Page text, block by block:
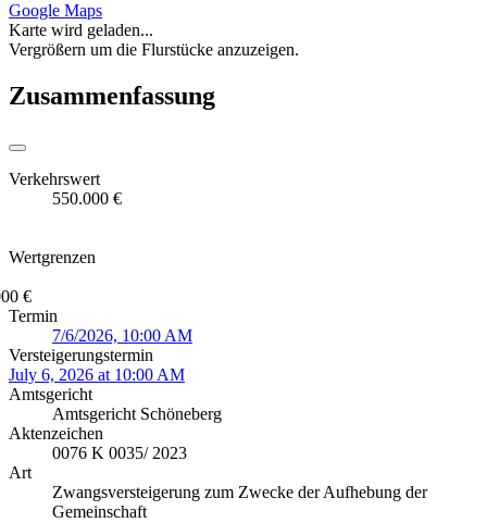
Google Maps
Karte wird geladen...
Vergrößern um die Flurstücke anzuzeigen.
Zusammenfassung
Verkehrswert
550.000 €
Wertgrenzen
€
Termin
7/6/2026, 10:00 AM
Versteigerungstermin
July 6, 2026 at 10:00 AM
Amtsgericht
Amtsgericht Schöneberg
Aktenzeichen
0076 K 0035/ 2023
Art
Zwangsversteigerung zum Zwecke der Aufhebung der
Gemeinschaft